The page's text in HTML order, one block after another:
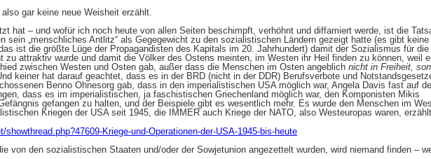
gar keine neue Weisheit erzählt.
hat – und wofür ich noch heute von allen Seiten beschimpft, verhöhnt und diffamiert werde, ist die
sein „menschliches Antlitz“ als Gegegewicht zu den sozialistischen Ländern gezeigt hatte (es gibt keine
ist die größte Lüge der Propagandisten des Kapitals im 20. Jahrhundert) damit der Sozialismus für die
zu attraktiv wurde und damit die Völker des Ostens meinten, im Westen ihr Heil finden zu können, weil
zwischen Westen und Osten gab, außer dass die Menschen im Osten angeblich nicht in Freiheit,
keiner hat darauf geachtet, dass es in der BRD (nicht in der DDR) Berufsverbote und
Benno Ohnesorg gab, dass in den imperialistischen USA möglich war, Angela Davis fast auf
dass es im imperialistischen, ja faschistischen Griechenland möglich war, den Komponisten Mikis
gefangen zu halten, und der Beispiele gibt es wesentlich mehr. Es wurde den Menschen im
Kriegen der USA seit 1945, die IMMER auch Kriege der NATO, also Westeuropas waren,
showthread.php?47609-Kriege-und-Operationen-der-USA-1945-bis-heute
von den sozialistischen Staaten und/oder der Sowjetunion angezettelt wurden, wird niemand finden –